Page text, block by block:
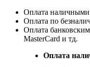
Оплата наличными
Оплата по
Оплата
MasterCard и тд.
Оплата